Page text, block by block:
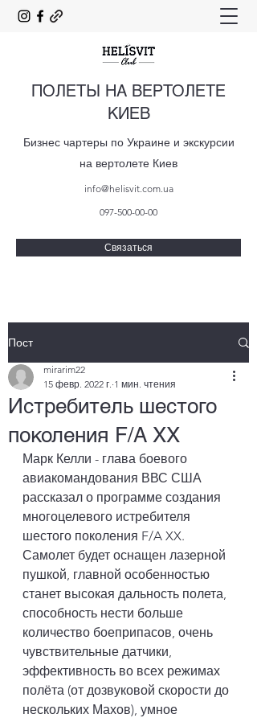
ПОЛЕТЫ НА ВЕРТОЛЕТЕ
КИЕВ
Бизнес чартеры по Украине и экскурсии
на вертолете Киев
info@helisvit.com.ua
097-500-00-00
Связаться
Пост
Истребитель шестого
поколения F/A XX
mirarim22
15 февр. 2022 г. 1 мин. чтения
Марк Келли - глава боевого
авиакомандования ВВС США
рассказал о программе создания
многоцелевого истребителя
шестого поколения F/A XX.
Самолет будет оснащен лазерной
пушкой, главной особенностью
станет высокая дальность полета,
способность нести больше
количество боеприпасов, очень
чувствительные датчики,
эффективность во всех режимах
полёта (от дозвуковой скорости до
нескольких Махов), умное